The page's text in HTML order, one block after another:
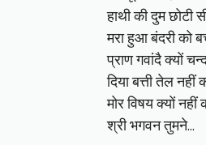
हाथी की दुम छोटी
मरा हुआ बंदरी को
प्राण गवांदै क्यों
दिया बत्ती तेल
मोर विषय क्यों
श्री भगवन तुमने…